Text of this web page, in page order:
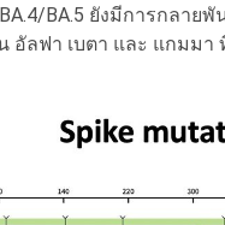
BA.5 ยังมีการกลาย
อัลฟา เบตา และ แกมมา